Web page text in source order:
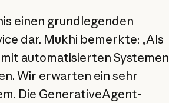
einen grundlegenden
dar. Mukhi bemerkte: „Als
automatisierten Systemen
Wir erwarten ein sehr
Die GenerativeAgent-